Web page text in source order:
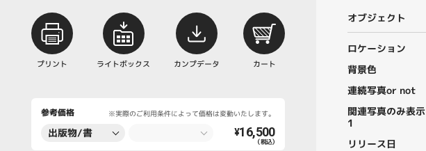
プリント ライトボックス カンプデータ カート
参考価格 ※実際のご利用条件によって価格は変動いたします。
出版物/書
¥16,500
（税込）
オブジェクト
ロケーション
背景色
連続写真or not
関連写真のみ表示
1
リリース日